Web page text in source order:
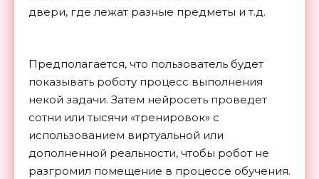
двери, где лежат разные предметы и т.д.
Предполагается, что пользователь будет
показывать роботу процесс выполнения
некой задачи. Затем нейросеть проведет
сотни или тысячи «тренировок» с
использованием виртуальной или
дополненной реальности, чтобы робот не
разгромил помещение в процессе обучения.